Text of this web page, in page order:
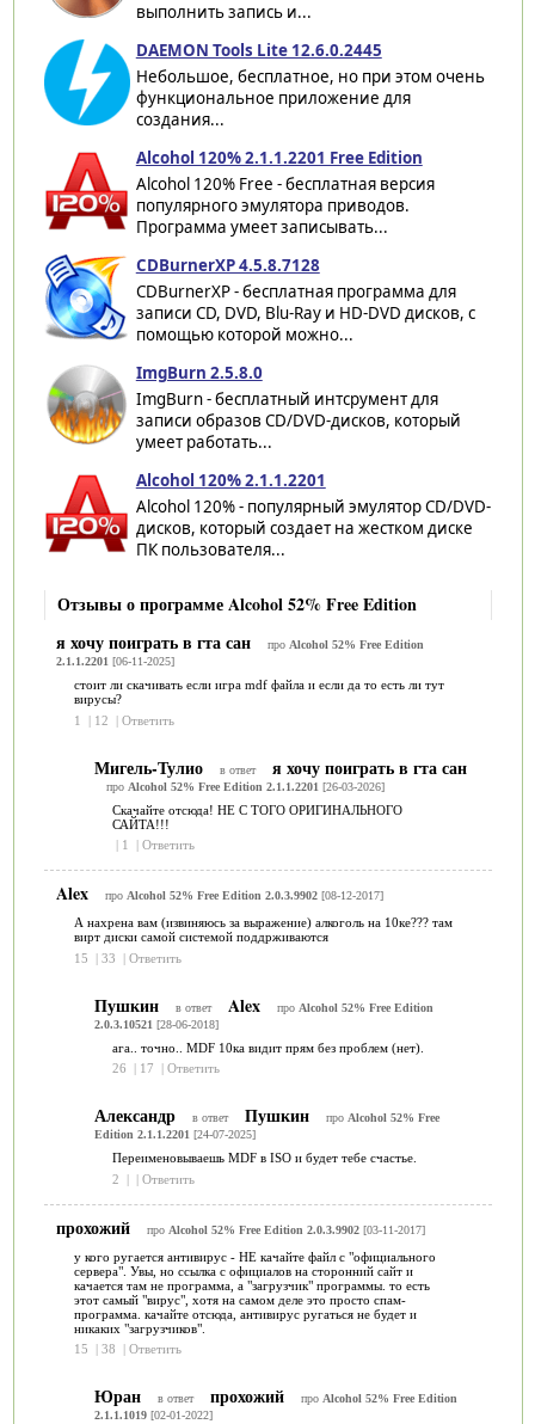
выполнить запись и...
DAEMON Tools Lite 12.6.0.2445
Небольшое, бесплатное, но при этом очень
функциональное приложение для
создания...
Alcohol 120% 2.1.1.2201 Free Edition
Alcohol 120% Free - бесплатная версия
популярного эмулятора приводов.
Программа умеет записывать...
CDBurnerXP 4.5.8.7128
CDBurnerXP - бесплатная программа для
записи CD, DVD, Blu-Ray и HD-DVD дисков, с
помощью которой можно...
ImgBurn 2.5.8.0
ImgBurn - бесплатный интсрумент для
записи образов CD/DVD-дисков, который
умеет работать...
Alcohol 120% 2.1.1.2201
Alcohol 120% - популярный эмулятор CD/DVD-
дисков, который создает на жестком диске
ПК пользователя...
Отзывы о программе Alcohol 52% Free Edition
я хочу поиграть в гта сан
про Alcohol 52% Free Edition
2.1.1.2201[06-11-2025]
стоит ли скачивать если игра mdf файла и если да то есть ли тут
вирусы?
1
| 12 | Ответить
Мигель-Тулио в ответ я хочу поиграть в гта сан
про Alcohol 52% Free Edition 2.1.1.2201 [26-03-2026]
Скачайте отсюда! НЕ С ТОГО ОРИГИНАЛЬНОГО
САЙТА!!!
1 Ответить
Alex про Alcohol 52% Free Edition 2.0.3.9902[08-12-2017]
А нахрена вам (извиняюсь за выражение) алкоголь на 10ке??? там
вирт диски самой системой поддрживаются
15
| 33 | Ответить
Пушкин в ответ Alex про Alcohol 52% Free Edition
2.0.3.10521 [28-06-2018]
ага.. точно.. MDF 10ка видит прям без проблем (нет).
26
17 Ответить
Александр в ответ Пушкин про Alcohol 52% Free
Edition 2.1.1.2201[24-07-2025]
Переименовываешь MDF в ISO и будет тебе счастье.
2
| | Ответить
прохожий про Alcohol 52% Free Edition 2.0.3.9902[03-11-2017]
у кого ругается антивирус - НЕ качайте файл с "официального
сервера". Увы, но ссылка с официалов на сторонний сайт и
качается там не программа, а "загрузчик" программы. то есть
этот самый "вирус", хотя на самом деле это просто спам-
программа. качайте отсюда, антивирус ругаться не будет и
никаких "загрузчиков".
15
38 Ответить
Юран в ответ прохожий про Alcohol 52% Free Edition
2.1.1.1019[02-01-2022]